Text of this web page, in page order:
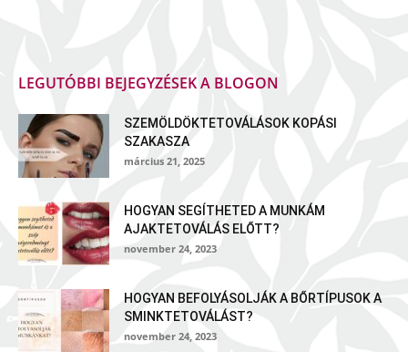
LEGUTÓBBI BEJEGYZÉSEK A BLOGON
SZEMÖLDÖKTETOVÁLÁSOK KOPÁSI
SZAKASZA
március 21, 2025
HOGYAN SEGÍTHETED A MUNKÁM
AJAKTETOVÁLÁS ELŐTT?
november 24, 2023
HOGYAN BEFOLYÁSOLJÁK A BŐRTÍPUSOK A
SMINKTETOVÁLÁST?
november 24, 2023